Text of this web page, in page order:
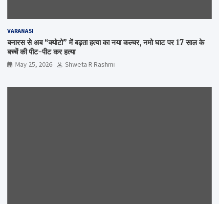
VARANASI
बनारस से अब “क्योटो” में बढ़ता हत्या का नया कल्चर, नमो घाट पर 17 साल के
बच्चें की पीट-पीट कर हत्या
May 25, 2026 Shweta R Rashmi